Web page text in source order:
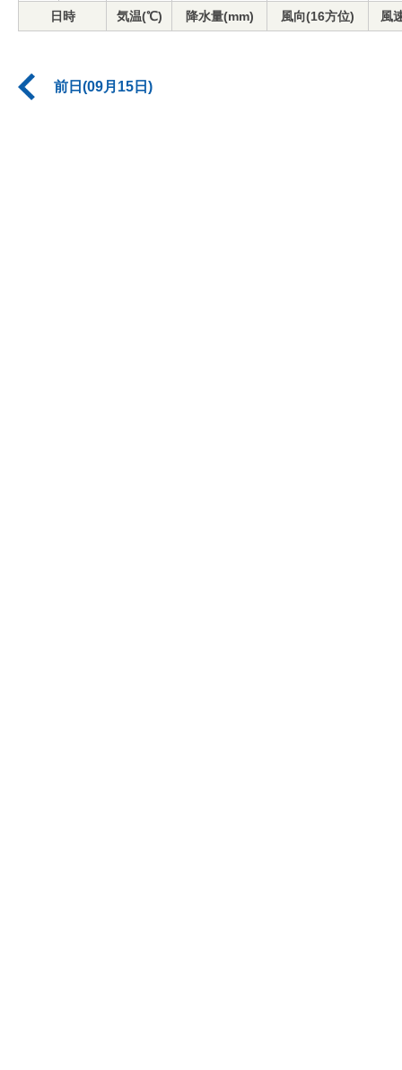
日時 気温(℃) 降水量(mm) 風向(16方位) 風
前日(09月15日)